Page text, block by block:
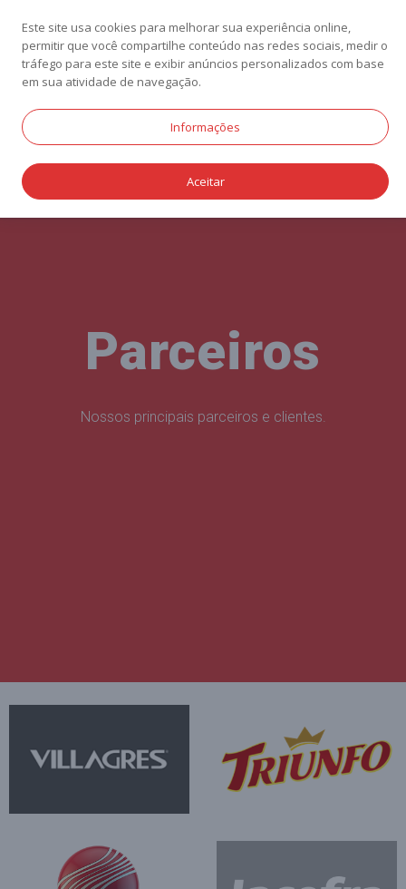
Parceiros
Nossos principais parceiros e clientes.
Este site usa cookies para melhorar sua experiência online,
permitir que você compartilhe conteúdo nas redes sociais, medir o
tráfego para este site e exibir anúncios personalizados com base
em sua atividade de navegação.
Informações
Aceitar